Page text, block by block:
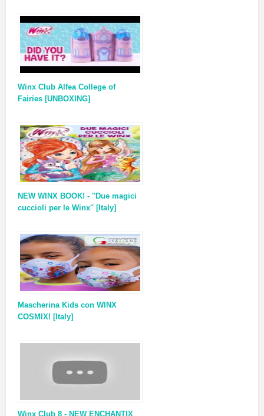
Winx Club Alfea College of
Fairies [UNBOXING]
NEW WINX BOOK! - ''Due magici
cuccioli per le Winx'' [Italy]
Mascherina Kids con WINX
COSMIX! [Italy]
Winx Club 8 - NEW ENCHANTIX